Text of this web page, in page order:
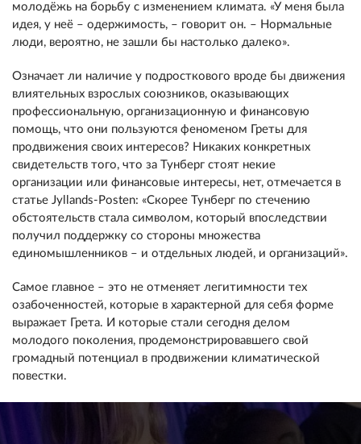
молодёжь на борьбу с изменением климата. «У меня была
идея, у неё – одержимость, – говорит он. – Нормальные
люди, вероятно, не зашли бы настолько далеко».
Означает ли наличие у подросткового вроде бы движения
влиятельных взрослых союзников, оказывающих
профессиональную, организационную и финансовую
помощь, что они пользуются феноменом Греты для
продвижения своих интересов? Никаких конкретных
свидетельств того, что за Тунберг стоят некие
организации или финансовые интересы, нет, отмечается в
статье Jyllands-Posten: «Скорее Тунберг по стечению
обстоятельств стала символом, который впоследствии
получил поддержку со стороны множества
единомышленников – и отдельных людей, и организаций».
Самое главное – это не отменяет легитимности тех
озабоченностей, которые в характерной для себя форме
выражает Грета. И которые стали сегодня делом
молодого поколения, продемонстрировавшего свой
громадный потенциал в продвижении климатической
повестки.